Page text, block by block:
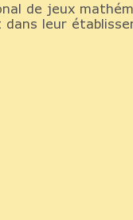
de jeux
leur